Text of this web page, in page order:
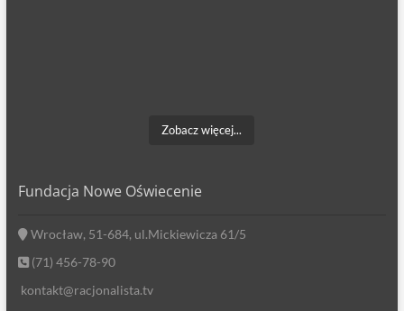
Zobacz więcej...
Fundacja Nowe Oświecenie
Wrocław, 51-684, ul.Mickiewicza 61/5
(71) 456-78-90
kontakt@racjonalista.tv